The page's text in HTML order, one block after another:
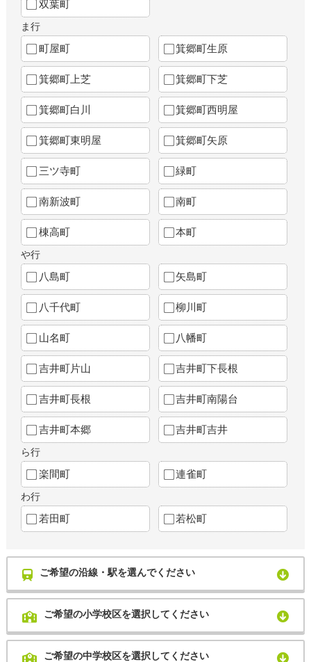
双葉町
ま行
町屋町 箕郷町生原
箕郷町上芝 箕郷町下芝
箕郷町白川 箕郷町西明屋
箕郷町東明屋 箕郷町矢原
三ツ寺町 緑町
南新波町 南町
棟高町 本町
や行
八島町 矢島町
八千代町 柳川町
山名町 八幡町
吉井町片山 吉井町下長根
吉井町長根 吉井町南陽台
吉井町本郷 吉井町吉井
ら行
楽間町 連雀町
わ行
若田町 若松町
ご希望の沿線・駅を選んでください
ご希望の小学校区を選択してください
ご希望の中学校区を選択してください